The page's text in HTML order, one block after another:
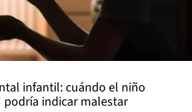
infantil: cuándo el niño
indicar malestar